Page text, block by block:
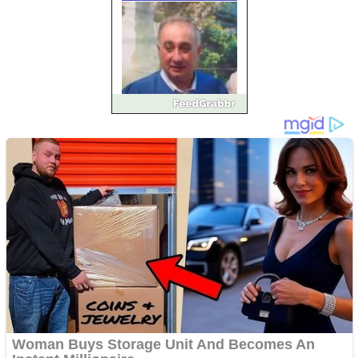
Pastorul Liviu Radu a
trecut la Domnul
Anchetă incendiară la
Gherla, polițist acuzat de
abuz în serviciu